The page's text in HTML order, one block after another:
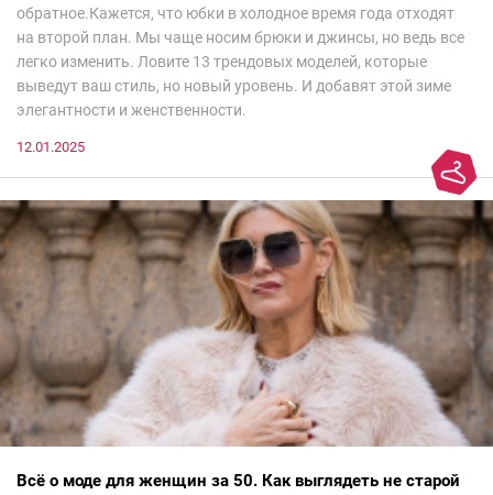
обратное.Кажется, что юбки в холодное время года отходят
на второй план. Мы чаще носим брюки и джинсы, но ведь все
легко изменить. Ловите 13 трендовых моделей, которые
выведут ваш стиль, но новый уровень. И добавят этой зиме
элегантности и женственности.
12.01.2025
Всё о моде для женщин за 50. Как выглядеть не старой